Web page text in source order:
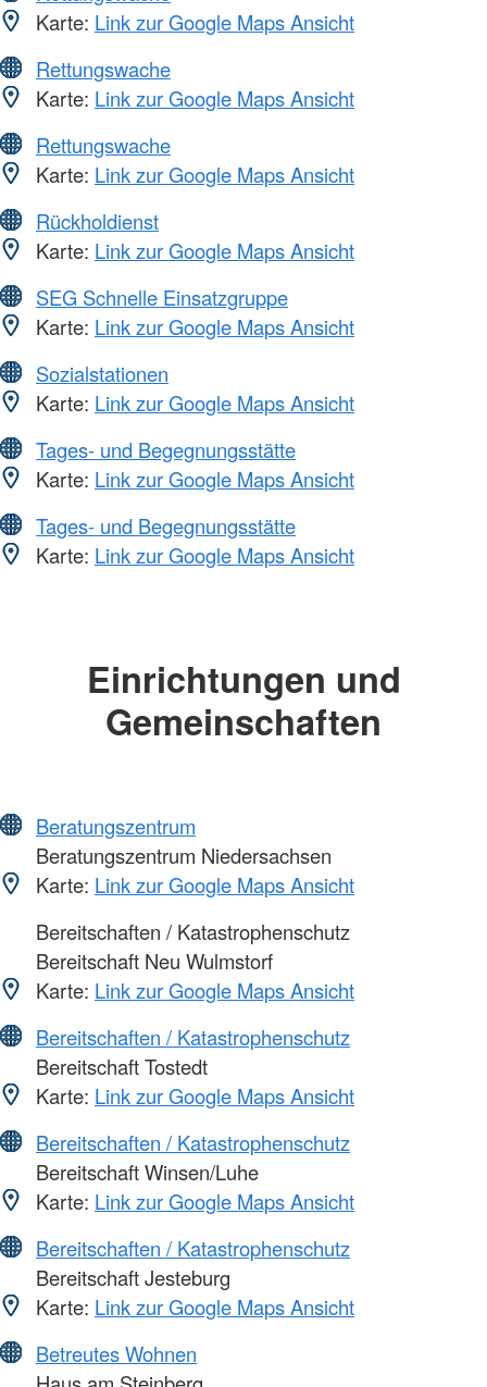
Karte: Link zur Google Maps Ansicht
Rettungswache
Karte: Link zur Google Maps Ansicht
Rettungswache
Karte: Link zur Google Maps Ansicht
Rückholdienst
Karte: Link zur Google Maps Ansicht
SEG Schnelle Einsatzgruppe
Karte: Link zur Google Maps Ansicht
Sozialstationen
Karte: Link zur Google Maps Ansicht
Tages- und Begegnungsstätte
Karte: Link zur Google Maps Ansicht
Tages- und Begegnungsstätte
Karte: Link zur Google Maps Ansicht
Einrichtungen und
Gemeinschaften
Beratungszentrum
Beratungszentrum Niedersachsen
Karte: Link zur Google Maps Ansicht
Bereitschaften / Katastrophenschutz
Bereitschaft Neu Wulmstorf
Karte: Link zur Google Maps Ansicht
Bereitschaften / Katastrophenschutz
Bereitschaft Tostedt
Karte: Link zur Google Maps Ansicht
Bereitschaften / Katastrophenschutz
Bereitschaft Winsen/Luhe
Karte: Link zur Google Maps Ansicht
Bereitschaften / Katastrophenschutz
Bereitschaft Jesteburg
Karte: Link zur Google Maps Ansicht
Betreutes Wohnen